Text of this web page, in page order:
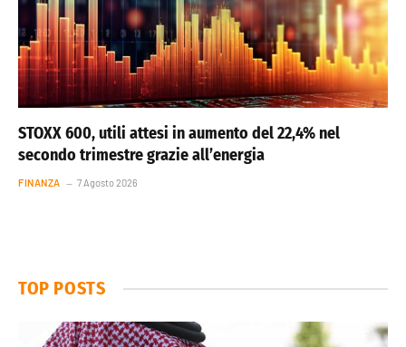
STOXX 600, utili attesi in aumento del 22,4% nel
secondo trimestre grazie all’energia
FINANZA 7 Agosto 2026
TOP POSTS